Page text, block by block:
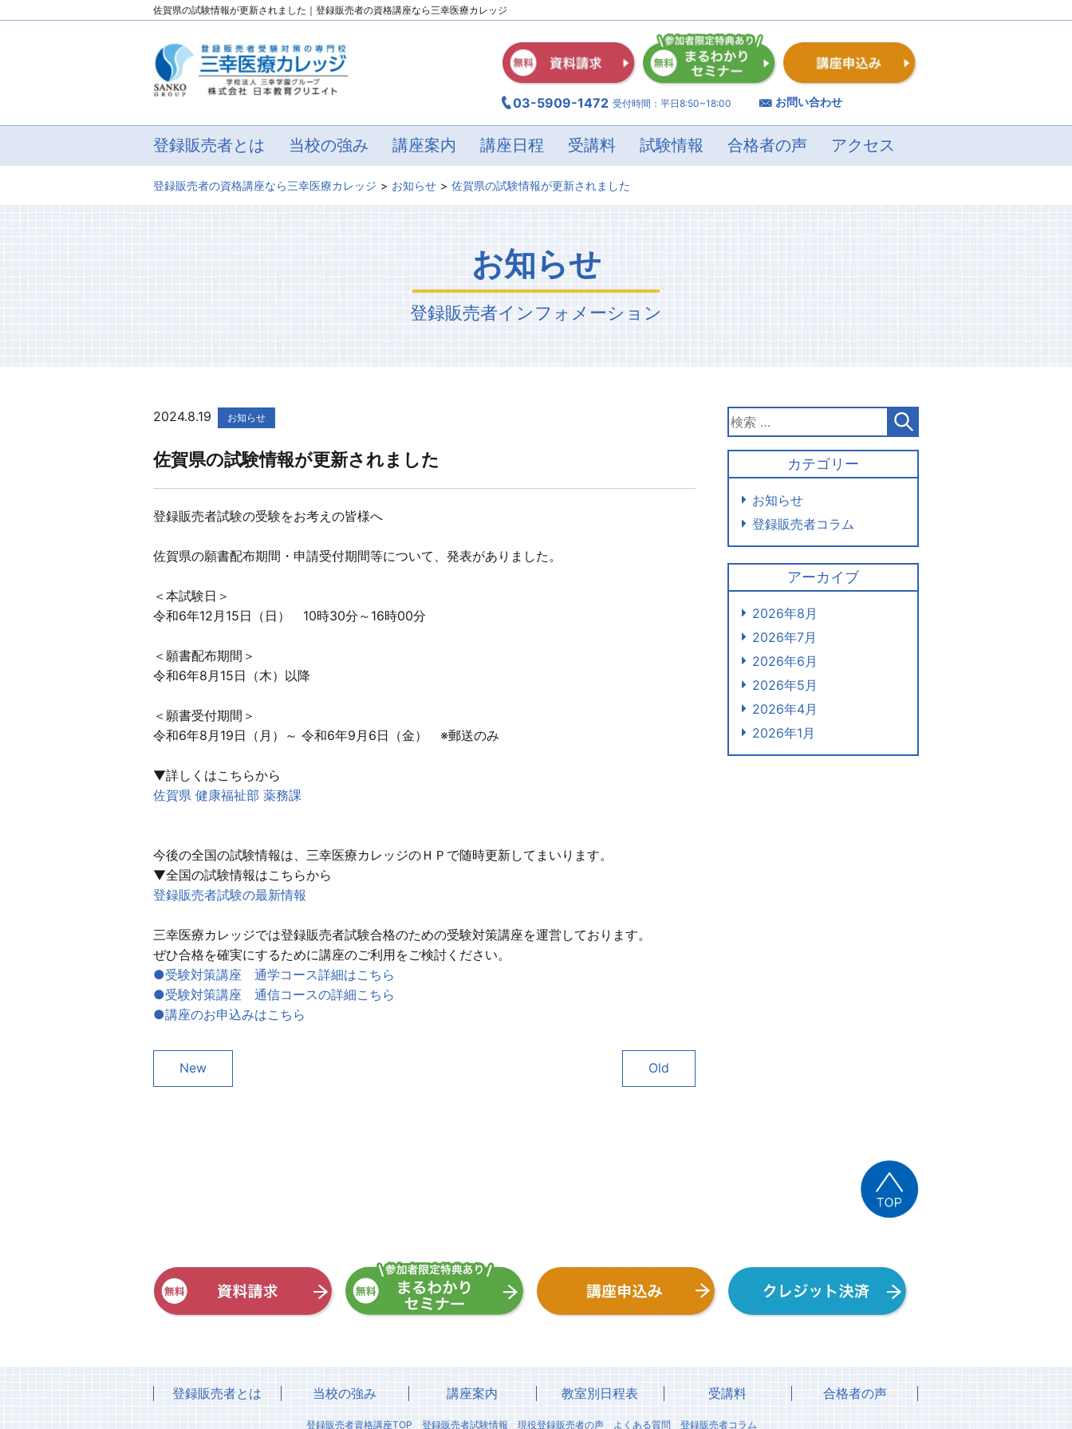
佐賀県の試験情報が更新されました｜登録販売者の資格講座なら三幸医療カレッジ
03-5909-1472 受付時間：平日8:50~18:00 お問い合わせ
登録販売者とは 当校の強み 講座案内 講座日程 受講料 試験情報 合格者の声 アクセス
登録販売者の資格講座なら三幸医療カレッジ お知らせ 佐賀県の試験情報が更新されました
お知らせ
登録販売者インフォメーション
2024.8.19 お知らせ
佐賀県の試験情報が更新されました
登録販売者試験の受験をお考えの皆様へ
佐賀県の願書配布期間・申請受付期間等について、発表がありました。
＜本試験日＞
令和6年12月15日（日） 10時30分～16時00分
＜願書配布期間＞
令和6年8月15日（木）以降
＜願書受付期間＞
令和6年8月19日（月）～ 令和6年9月6日（金） ※郵送のみ
▼詳しくはこちらから
佐賀県 健康福祉部 薬務課
今後の全国の試験情報は、三幸医療カレッジのＨＰで随時更新してまいります。
▼全国の試験情報はこちらから
登録販売者試験の最新情報
三幸医療カレッジでは登録販売者試験合格のための受験対策講座を運営しております。
ぜひ合格を確実にするために講座のご利用をご検討ください。
●受験対策講座 通学コース詳細はこちら
●受験対策講座 通信コースの詳細こちら
●講座のお申込みはこちら
New Old
カテゴリー
お知らせ
登録販売者コラム
アーカイブ
2026年8月
2026年7月
2026年6月
2026年5月
2026年4月
2026年1月
登録販売者とは 当校の強み 講座案内 教室別日程表 受講料 合格者の声
登録販売者資格講座TOP 登録販売者試験情報 現役登録販売者の声 よくある質問
登録販売者コラム